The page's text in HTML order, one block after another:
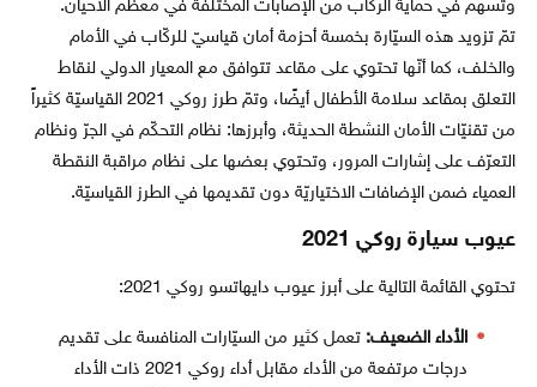
وتسهم في حماية الركّاب من الإصابات المختلفة في معظم الأحيان.
تمّ تزويد هذه السيّارة بخمسة أحزمة أمان قياسيّ للركّاب في الأمام
والخلف، كما أنّها تحتوي على مقاعد تتوافق مع المعيار الدولي لنقاط
التعلق بمقاعد سلامة الأطفال أيضًا، وتمّ طرز روكي 2021 القياسيّة كثيراً
من تقنيّات الأمان النشطة الحديثة، وأبرزها: نظام التحكّم في الجرّ ونظام
التعرّف على إشارات المرور، وتحتوي بعضها على نظام مراقبة النقطة
العمياء ضمن الإضافات الاختياريّة دون تقديمها في الطرز القياسيّة.
عيوب سيارة روكي 2021
تحتوي القائمة التالية على أبرز عيوب دايهاتسو روكي 2021:
الأداء الضعيف: تعمل كثير من السيّارات المنافسة على تقديم
درجات مرتفعة من الأداء مقابل أداء روكي 2021 ذات الأداء